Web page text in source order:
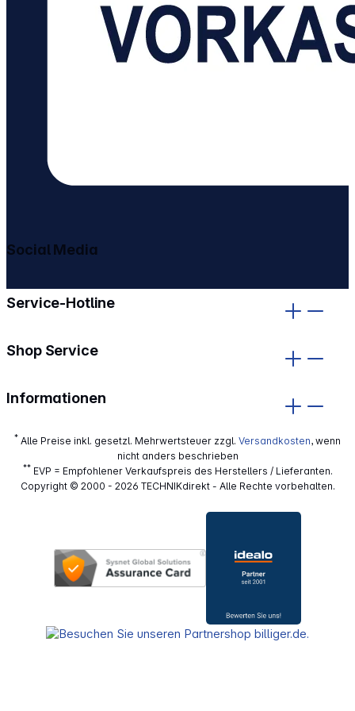
Service-Hotline
Shop Service
Informationen
Social Media
* Alle Preise inkl. gesetzl. Mehrwertsteuer zzgl. Versandkosten, wenn
nicht anders beschrieben
**EVP = Empfohlener Verkaufspreis des Herstellers / Lieferanten.
Copyright © 2000 - 2026 TECHNIKdirekt - Alle Rechte vorbehalten.